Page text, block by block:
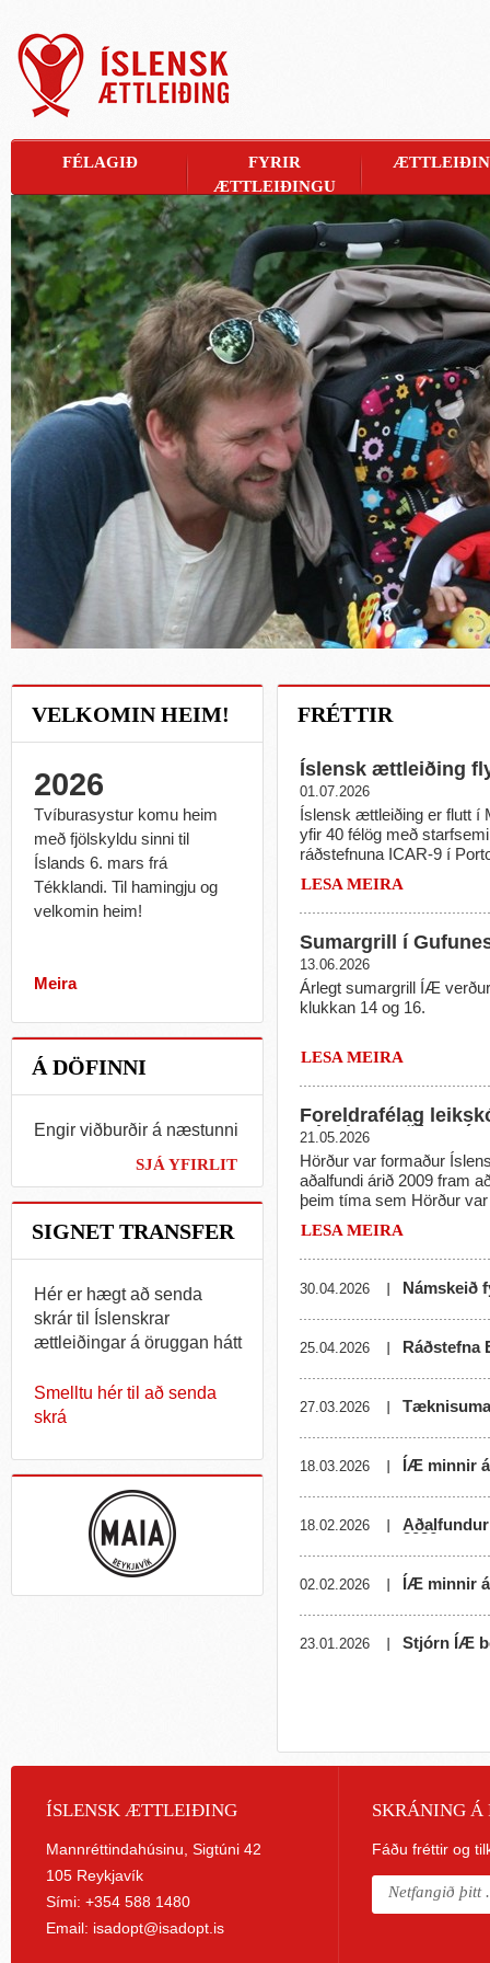
FRÉTTIR
Íslensk ættleiðing
01.07.2026
Íslensk ættleiðing er flutt í
yfir 40 félög með
ráðstefnuna ICAR-9 í
verður opnað aftur þann
LESA MEIRA
Sumargrill í
13.06.2026
Árlegt sumargrill ÍÆ
klukkan 14 og 16.
LESA MEIRA
Foreldrafélag
Minningarsöfnun í
21.05.2026
Hörður var formaður
aðalfundi árið 2009 fram
þeim tíma sem Hörður
ættleiðinga og má þakka
vinnu áður fyrirkomulag
þjónustusamningi
2013. Þá samþykkti
endurgjaldi ríkisins til
nóvember 2013, en fyrir
verið í miklum
breytingum var mikið
sínum tíma í heiminum,
ættleiðingarfélags og ríkis.
LESA MEIRA
30.04.2026 Námskeið
25.04.2026 Ráðstefna
27.03.2026
18.03.2026 ÍÆ minnir
18.02.2026
2026
02.02.2026 ÍÆ minnir
23.01.2026 Stjórn ÍÆ
FÉLAGIÐ
FYRIR
ÆTTLEIÐINGU
VELKOMIN HEIM!
2026
Tvíburasystur komu heim
með fjölskyldu sinni til
Íslands 6. mars frá
Tékklandi. Til hamingju og
velkomin heim!
Meira
Á DÖFINNI
Engir viðburðir á næstunni
SJÁ YFIRLIT
SIGNET TRANSFER
Hér er hægt að senda
skrár til Íslenskrar
ættleiðingar á öruggan hátt
Smelltu hér til að senda
skrá
ÍSLENSK ÆTTLEIÐING
Mannréttindahúsinu, Sigtúni 42
105 Reykjavík
Sími: +354 588 1480
Email: isadopt@isadopt.is
SKRÁNING Á
Fáðu fréttir og